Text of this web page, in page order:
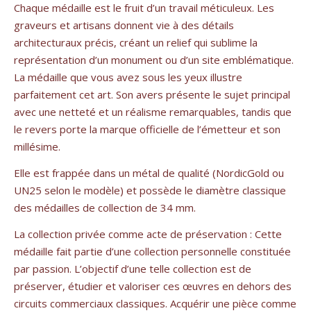
Chaque médaille est le fruit d’un travail méticuleux. Les
graveurs et artisans donnent vie à des détails
architecturaux précis, créant un relief qui sublime la
représentation d’un monument ou d’un site emblématique.
La médaille que vous avez sous les yeux illustre
parfaitement cet art. Son avers présente le sujet principal
avec une netteté et un réalisme remarquables, tandis que
le revers porte la marque officielle de l’émetteur et son
millésime.
Elle est frappée dans un métal de qualité (NordicGold ou
UN25 selon le modèle) et possède le diamètre classique
des médailles de collection de 34 mm.
La collection privée comme acte de préservation : Cette
médaille fait partie d’une collection personnelle constituée
par passion. L’objectif d’une telle collection est de
préserver, étudier et valoriser ces œuvres en dehors des
circuits commerciaux classiques. Acquérir une pièce comme